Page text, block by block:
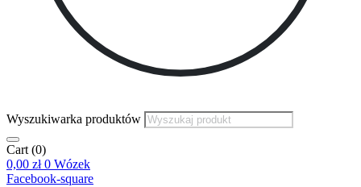
Wyszukiwarka produktów
Cart (0)
0,00 zł 0 Wózek
Facebook-square